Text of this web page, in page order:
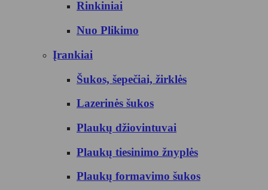
Rinkiniai
Nuo Plikimo
Įrankiai
Šukos, šepečiai, žirklės
Lazerinės šukos
Plaukų džiovintuvai
Plaukų tiesinimo žnyplės
Plaukų formavimo šukos